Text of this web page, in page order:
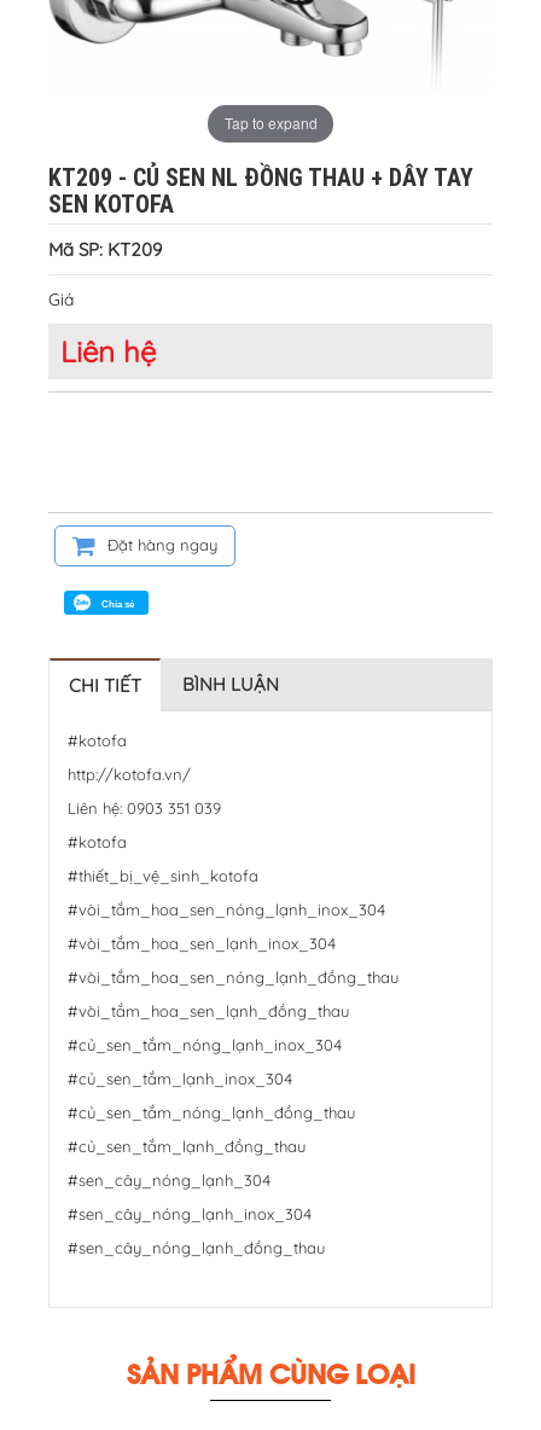
Tap to expand
KT209 - CỦ SEN NL ĐỒNG THAU + DÂY TAY
SEN KOTOFA
Mã SP: KT209
Giá
Liên hệ
Đặt hàng ngay
Chia sẻ
CHI TIẾT BÌNH LUẬN
#kotofa
http://kotofa.vn/
Liên hệ: 0903 351 039
#kotofa
#thiết_bị_vệ_sinh_kotofa
#vòi_tắm_hoa_sen_nóng_lạnh_inox_304
#vòi_tắm_hoa_sen_lạnh_inox_304
#vòi_tắm_hoa_sen_nóng_lạnh_đồng_thau
#vòi_tắm_hoa_sen_lạnh_đồng_thau
#củ_sen_tắm_nóng_lạnh_inox_304
#củ_sen_tắm_lạnh_inox_304
#củ_sen_tắm_nóng_lạnh_đồng_thau
#củ_sen_tắm_lạnh_đồng_thau
#sen_cây_nóng_lạnh_304
#sen_cây_nóng_lạnh_inox_304
#sen_cây_nóng_lạnh_đồng_thau
SẢN PHẨM CÙNG LOẠI